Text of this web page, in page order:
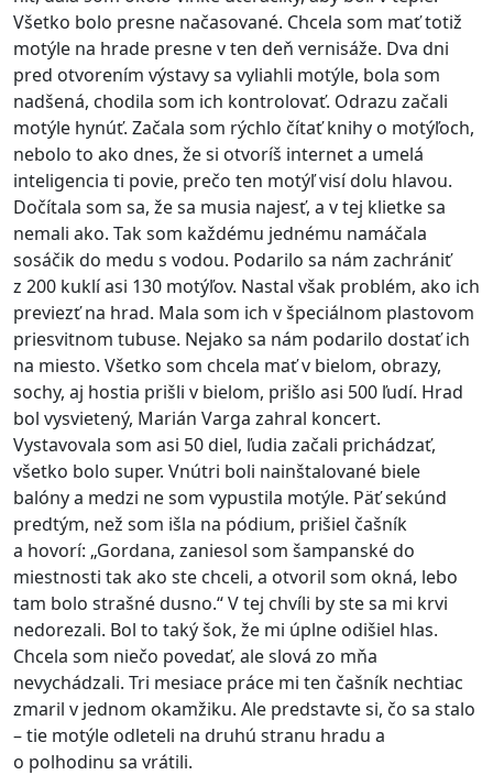
Všetko bolo presne načasované. Chcela som mať totiž
motýle na hrade presne v ten deň vernisáže. Dva dni
pred otvorením výstavy sa vyliahli motýle, bola som
nadšená, chodila som ich kontrolovať. Odrazu začali
motýle hynúť. Začala som rýchlo čítať knihy o motýľoch,
nebolo to ako dnes, že si otvoríš internet a umelá
inteligencia ti povie, prečo ten motýľ visí dolu hlavou.
Dočítala som sa, že sa musia najesť, a v tej klietke sa
nemali ako. Tak som každému jednému namáčala
sosáčik do medu s vodou. Podarilo sa nám zachrániť
z 200 kuklí asi 130 motýľov. Nastal však problém, ako ich
previezť na hrad. Mala som ich v špeciálnom plastovom
priesvitnom tubuse. Nejako sa nám podarilo dostať ich
na miesto. Všetko som chcela mať v bielom, obrazy,
sochy, aj hostia prišli v bielom, prišlo asi 500 ľudí. Hrad
bol vysvietený, Marián Varga zahral koncert.
Vystavovala som asi 50 diel, ľudia začali prichádzať,
všetko bolo super. Vnútri boli nainštalované biele
balóny a medzi ne som vypustila motýle. Päť sekúnd
predtým, než som išla na pódium, prišiel čašník
a hovorí: „Gordana, zaniesol som šampanské do
miestnosti tak ako ste chceli, a otvoril som okná, lebo
tam bolo strašné dusno.“ V tej chvíli by ste sa mi krvi
nedorezali. Bol to taký šok, že mi úplne odišiel hlas.
Chcela som niečo povedať, ale slová zo mňa
nevychádzali. Tri mesiace práce mi ten čašník nechtiac
zmaril v jednom okamžiku. Ale predstavte si, čo sa stalo
– tie motýle odleteli na druhú stranu hradu a
o polhodinu sa vrátili.